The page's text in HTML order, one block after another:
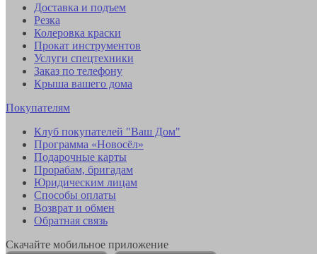
Доставка и подъем
Резка
Колеровка краски
Прокат инструментов
Услуги спецтехники
Заказ по телефону
Крыша вашего дома
Покупателям
Клуб покупателей "Ваш Дом"
Программа «Новосёл»
Подарочные карты
Прорабам, бригадам
Юридическим лицам
Способы оплаты
Возврат и обмен
Обратная связь
Скачайте мобильное приложение